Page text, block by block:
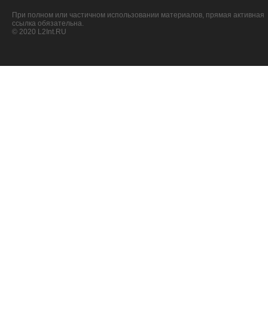
При полном или частичном использовании материалов, прямая активная
ссылка обязательна.
© 2020 L2Int.RU